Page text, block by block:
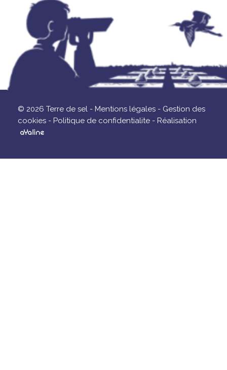
© 2026 Terre de sel - Mentions légales - Gestion des
cookies - Politique de confidentialite - Réalisation